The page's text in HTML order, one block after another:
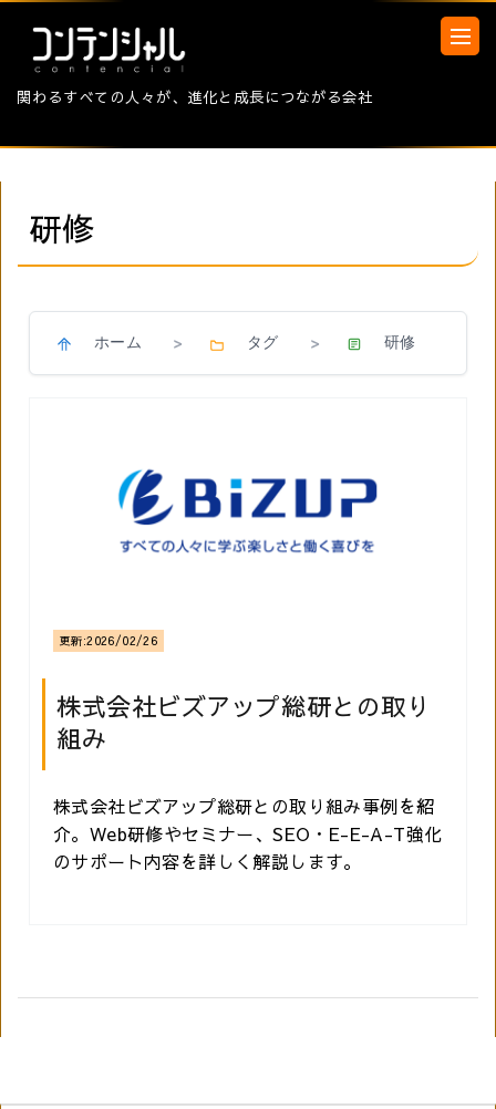
関わるすべての人々が、進化と成長につながる会社
研修
ホーム > タグ > 研修
株式会社ビズアップ総研との取り
組み
更新:2026/02/26
株式会社ビズアップ総研との取り組み事例を紹
介。Web研修やセミナー、SEO・E-E-A-T強化
のサポート内容を詳しく解説します。